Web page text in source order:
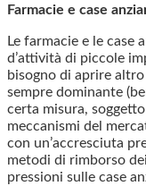
Farmacie e case
Le farmacie e le case
d’attività di piccole
bisogno di aprire
sempre dominante
certa misura,
meccanismi del
con un’accresciuta
metodi di rimborso
pressioni sulle case